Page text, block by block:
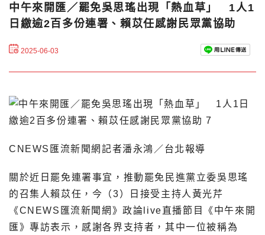
中午來開匯／罷免吳思瑤出現「熱血草」 1人1
日繳逾2百多份連署、賴苡任感謝民眾黨協助
2025-06-03
CNEWS匯流新聞網記者潘永鴻／台北報導
關於近日罷免連署事宜，推動罷免民進黨立委吳思瑤
的召集人賴苡任，今（3）日接受主持人黃光芹
《CNEWS匯流新聞網》政論live直播節目《中午來開
匯》專訪表示，感謝各界支持者，其中一位被稱為